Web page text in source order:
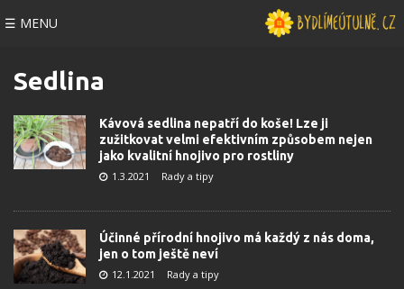
☰ MENU
Sedlina
Kávová sedlina nepatří do koše! Lze ji
zužitkovat velmi efektivním způsobem nejen
jako kvalitní hnojivo pro rostliny
1.3.2021 Rady a tipy
Účinné přírodní hnojivo má každý z nás doma,
jen o tom ještě neví
12.1.2021 Rady a tipy